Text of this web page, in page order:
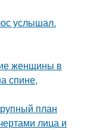
услышал.
женщины в
спине,
план
лица и